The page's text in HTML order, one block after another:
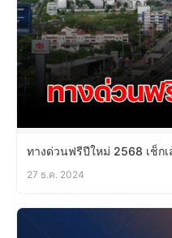
ทางด่วนฟรีปีใหม่ 2568 เช็ก
27 ธ.ค. 2024